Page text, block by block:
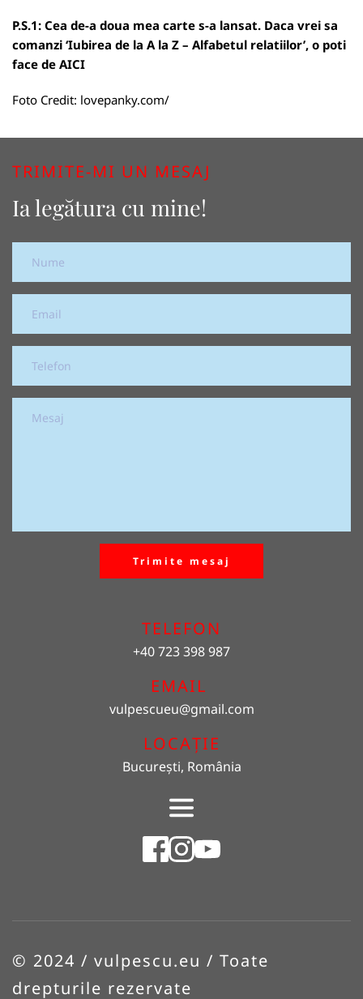
P.S.1: Cea de-a doua mea carte s-a lansat. Daca vrei sa
comanzi ‘Iubirea de la A la Z – Alfabetul relatiilor’, o poti
face de AICI
Foto Credit: lovepanky.com/
TRIMITE-MI UN MESAJ
Ia legătura cu mine!
Trimite mesaj
TELEFON
+40 723 398 987
EMAIL
vulpescueu@gmail.com
LOCAȚIE
București, România
© 2024 / vulpescu.eu / Toate
drepturile rezervate